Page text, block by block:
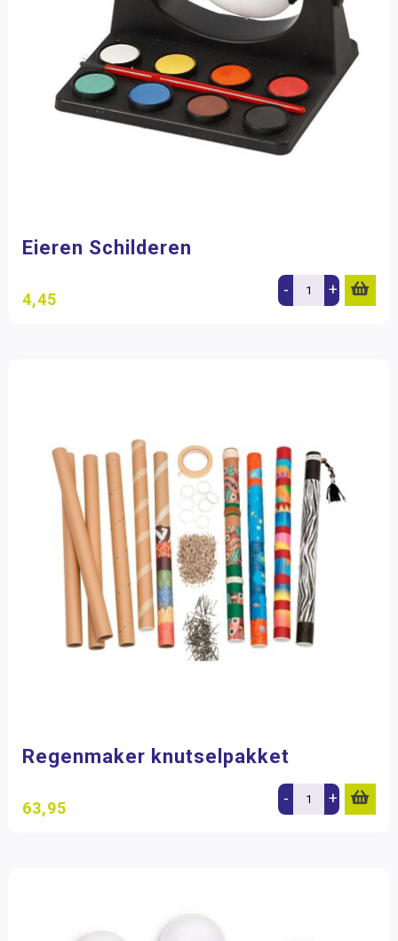
Eieren Schilderen
4,45 - +
Regenmaker knutselpakket
63,95 - +